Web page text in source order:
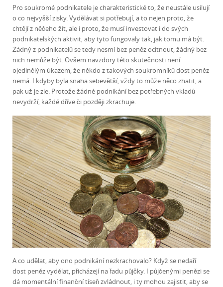
Pro soukromé podnikatele je charakteristické to, že neustále usilují
o co nejvyšší zisky. Vydělávat si potřebují, a to nejen proto, že
chtějí z něčeho žít, ale i proto, že musí investovat i do svých
podnikatelských aktivit, aby tyto fungovaly tak, jak tomu má být.
Žádný z podnikatelů se tedy nesmí bez peněz ocitnout, žádný bez
nich nemůže být. Ovšem navzdory této skutečnosti není
ojedinělým úkazem, že někdo z takových soukromníků dost peněz
nemá. I kdyby byla snaha sebevětší, vždy to může něco zhatit, a
pak už je zle. Protože žádné podnikání bez potřebných vkladů
nevydrží, každé dříve či později zkrachuje.
A co udělat, aby ono podnikání nezkrachovalo? Když se nedaří
dost peněz vydělat, přicházejí na řadu půjčky. I půjčenými penězi se
dá momentální finanční tíseň zvládnout, i ty mohou zajistit, aby se